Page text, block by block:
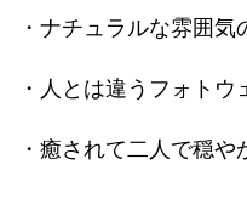
・ナチュラルな雰囲
・人とは違うフォト
・癒されて二人で穏